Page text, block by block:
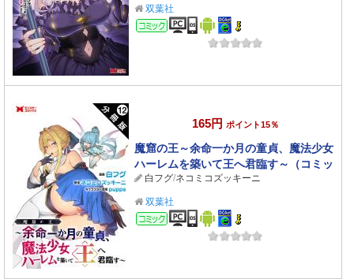
双葉社
コミック
165円 ポイント15％
魔窟の王～余命一か月の童貞、魔法少女
ハーレムを築いて王へ君臨す～（コミッ
ク） 分冊版 ： 12
白フグ/ネコミコズッキーニ
双葉社
コミック